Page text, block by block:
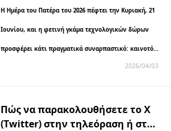
πραγματικά
Η Ημέρα του Πατέρα του 2026 πέφτει την Κυριακή, 21
Ιουνίου, και η φετινή γκάμα τεχνολογικών δώρων
προσφέρει κάτι πραγματικά συναρπαστικό: καινοτόμα
gadget που λύνουν πραγματικά προβλήματα χωρίς...
2026/04/03
Πώς να παρακολουθήσετε το X
(Twitter) στην τηλεόραση ή στον